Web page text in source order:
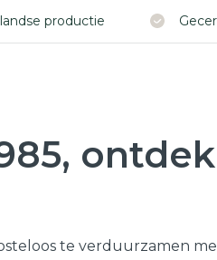
productie
te verduurzamen
richtprijs voor uw
Samenstellen